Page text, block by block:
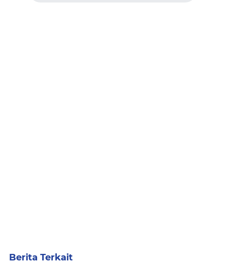
Berita Terkait